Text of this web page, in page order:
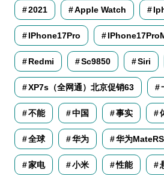
2021 Apple Watch
IPhone17Pro
Redmi Sc9850 Siri
XP7s（全网通）北京促销63
不能 中国 事实
全球 华为 华为
家电 小米 性能